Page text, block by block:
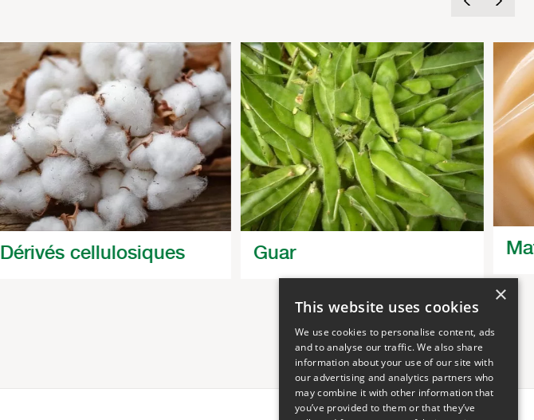
Dérivés cellulosiques Guar
×
This website uses cookies
We use cookies to personalise content, ads
and to analyse our traffic. We also share
information about your use of our site with
our advertising and analytics partners who
may combine it with other information that
you’ve provided to them or that they’ve